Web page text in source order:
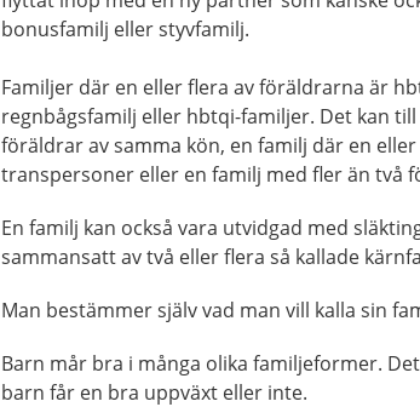
bonusfamilj eller styvfamilj.
Familjer där en eller flera av föräldrarna är
regnbågsfamilj eller hbtqi-familjer. Det kan
föräldrar av samma kön, en familj där en
transpersoner eller en familj med fler än två
En familj kan också vara utvidgad med
sammansatt av två eller flera så kallade
Man bestämmer själv vad man vill kalla sin
Barn mår bra i många olika familjeformer.
barn får en bra uppväxt eller inte.